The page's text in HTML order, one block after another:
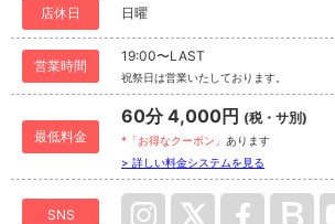
店休日 日曜
営業時間
19:00〜LAST
祝祭日は営業いたしております。
最低料金
60分 4,000円 (税・サ別)
*「お得なクーポン」 あります
> 詳しい料金システムを見る
SNS